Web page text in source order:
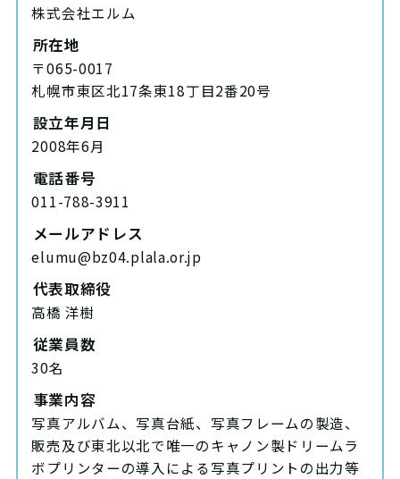
株式会社エルム
所在地
〒065-0017
札幌市東区北17条東18丁目2番20号
設立年月日
2008年6月
電話番号
011-788-3911
メールアドレス
elumu@bz04.plala.or.jp
代表取締役
高橋 洋樹
従業員数
30名
事業内容
写真アルバム、写真台紙、写真フレームの製造、
販売及び東北以北で唯一のキャノン製ドリームラ
ボプリンターの導入による写真プリントの出力等